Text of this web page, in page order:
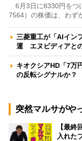
6月3日に8330円をつ
7564）の株価は、わず
三菱重工が「AIイン
運 エヌビディアと
キオクシアHD「7万
の反転シグナルか
突然マルサがや
【最
入れた